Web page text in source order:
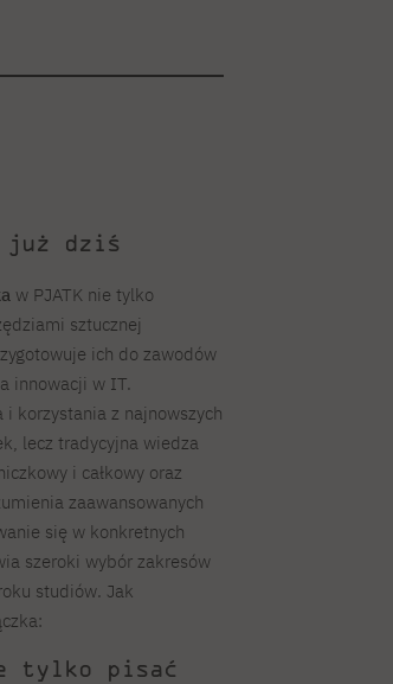
już dziś
w PJATK nie tylko
sztucznej
ich do zawodów
innowacji w IT.
korzystania z najnowszych
lecz tradycyjna wiedza
i całkowy oraz
zaawansowanych
się w konkretnych
szeroki wybór zakresów
studiów. Jak
tylko pisać